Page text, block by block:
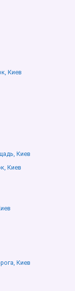
Киев
Киев
Киев
Киев